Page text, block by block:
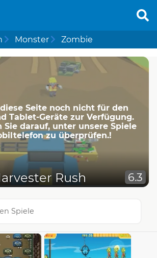
Monster Zombie
Seite noch nicht für den
Tablet-Geräte zur Verfügung.
Sie darauf, unter unsere Spiele
zu überprüfen.!
Rush 6.3
Spiele